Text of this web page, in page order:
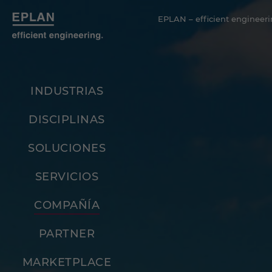
EPLAN – efficient
INDUSTRIAS
DISCIPLINAS
SOLUCIONES
SERVICIOS
COMPAÑÍA
PARTNER
MARKETPLACE